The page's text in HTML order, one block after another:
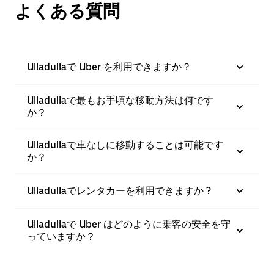
よくある質問
Ulladullaで Uber を利用できますか？
Ulladullaで最もお手頃な移動方法は何です
か？
Ulladullaで車なしに移動することは可能です
か？
Ulladullaでレンタカーを利用できますか ?
Ulladullaで Uber はどのように乗客の安全を守
っていますか？